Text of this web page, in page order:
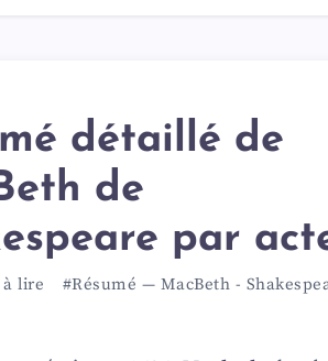
détaillé de
de
par
lire #Résumé — MacBeth -